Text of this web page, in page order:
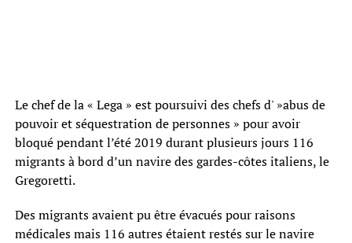
Le chef de la « Lega » est poursuivi des chefs d' »abus de
pouvoir et séquestration de personnes » pour avoir
bloqué pendant l’été 2019 durant plusieurs jours 116
migrants à bord d’un navire des gardes-côtes italiens, le
Gregoretti.
Des migrants avaient pu être évacués pour raisons
médicales mais 116 autres étaient restés sur le navire